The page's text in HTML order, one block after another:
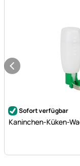
Noch keine
Sofort verfügbar
Kaninchen-Küken-